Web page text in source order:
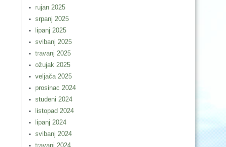
rujan 2025
srpanj 2025
lipanj 2025
svibanj 2025
travanj 2025
ožujak 2025
veljača 2025
prosinac 2024
studeni 2024
listopad 2024
lipanj 2024
svibanj 2024
travanj 2024